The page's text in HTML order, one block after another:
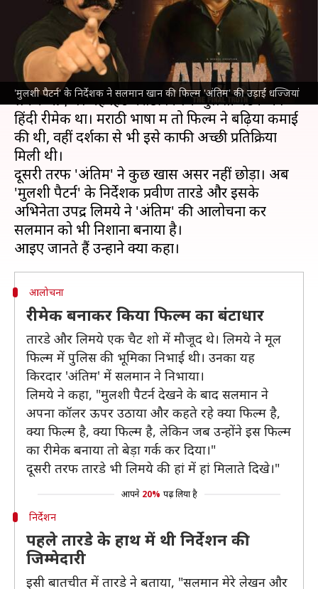
'मुलशी पैटर्न' के निर्देशक ने सलमान खान की फिल्म 'अंतिम' की उड़ाईं धज्जियां
Aug 09, 2023 03:42 pm
क्या है खबर?
सलमान खान2021 में फिल्म 'अंतिम: द फाइनल ट्रुथ
लेकर आए थे। यह हिट मराठी फिल्म 'मुलशी पैटर्न' का
हिंदी रीमेक था। मराठी भाषा में तो फिल्म ने बढ़िया कमाई
की थी, वहीं दर्शकों से भी इसे काफी अच्छी प्रतिक्रिया
मिली थी।
दूसरी तरफ 'अंतिम' ने कुछ खास असर नहीं छोड़ा। अब
'मुलशी पैटर्न' के निर्देशक प्रवीण तारडे और इसके
अभिनेता उपेंद्र लिमये ने 'अंतिम' की आलोचना कर
सलमान को भी निशाना बनाया है।
आलोचना
रीमेक बनाकर किया फिल्म का बंटाधार
तारडे और लिमये एक चैट शो में मौजूद थे। लिमये ने मूल
फिल्म में पुलिस की भूमिका निभाई थी। उनका यह
किरदार 'अंतिम' में सलमान ने निभाया।
लिमये ने कहा, "मुलशी पैटर्न देखने के बाद सलमान ने
अपना कॉलर ऊपर उठाया और कहते रहे क्या फिल्म है,
क्या फिल्म है, क्या फिल्म है, लेकिन जब उन्होंने इस फिल्म
का रीमेक बनाया तो बेड़ा गर्क कर दिया।"
दूसरी तरफ तारडे भी लिमये की हां में हां मिलाते दिखे।"
आपने 20% पढ़ लिया है
निर्देशन
पहले तारडे के हाथ में थी निर्देशन की
जिम्मेदारी
इसी बातचीत में तारडे ने बताया, "सलमान मेरे लेखन और